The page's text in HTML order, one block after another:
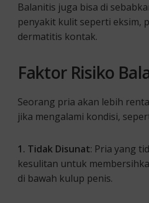
Balanitis juga bisa di
penyakit kulit seperti eksim,
dermatitis kontak.
Faktor Risiko
Seorang pria akan lebih
jika mengalami kondisi,
1. Tidak Disunat: Pria yang
kesulitan untuk
di bawah kulup penis.